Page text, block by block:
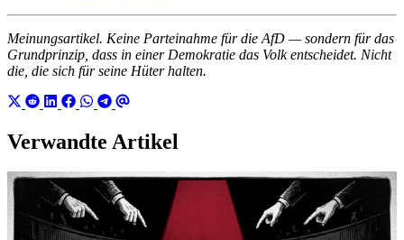
Meinungsartikel. Keine Parteinahme für die AfD — sondern für das
Grundprinzip, dass in einer Demokratie das Volk entscheidet. Nicht
die, die sich für seine Hüter halten.
Verwandte Artikel